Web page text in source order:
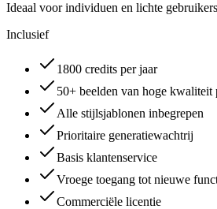
Ideaal voor individuen en lichte gebruikers
Inclusief
1800 credits per jaar
50+ beelden van hoge kwaliteit
Alle stijlsjablonen inbegrepen
Prioritaire generatiewachtrij
Basis klantenservice
Vroege toegang tot nieuwe
Commerciële licentie